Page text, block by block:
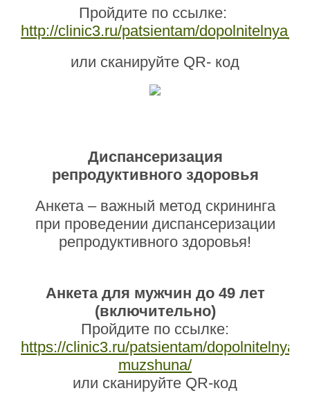
Пройдите по ссылке:
http://clinic3.ru/patsientam/
или сканируйте QR- код
Диспансеризация
репродуктивного здоровья
Анкета – важный метод скрининга
при проведении диспансеризации
репродуктивного здоровья!
Анкета для мужчин до 49 лет
(включительно)
Пройдите по ссылке:
https://clinic3.ru/patsientam/
muzshuna/
или сканируйте QR-код